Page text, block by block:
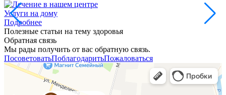
Услуги на дому
Подробнее
Полезные статьи на тему здоровья
Обратная связь
Мы рады получить от вас обратную связь.
ПосоветоватьПоблагодаритьПожаловаться